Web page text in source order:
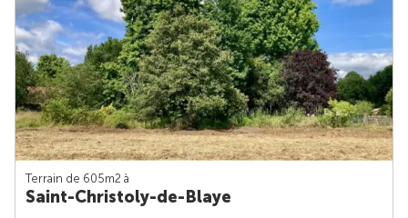
Terrain de 605m2 à
Saint-Christoly-de-Blaye